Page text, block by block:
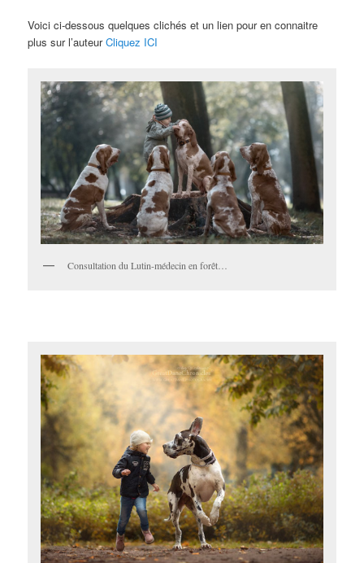
Voici ci-dessous quelques clichés et un lien pour en connaitre
plus sur l’auteurCliquez ICI
Consultation du Lutin-médecin en forêt…